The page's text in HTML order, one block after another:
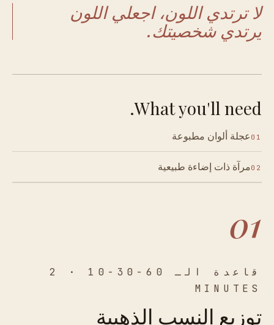
لا ترتدي اللون، اجعلي اللون
يرتدي شخصيتك.
What you'll need.
01 عجلة ألوان مطبوعة
02مرآة ذات إضاءة طبيعية
01
قاعدة الـ 60-30-10 · 2
MINUTES
توزيع النسب الذهبية